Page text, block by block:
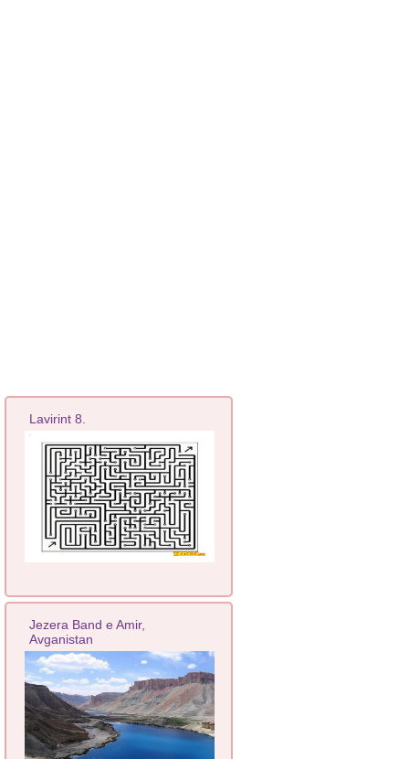
Lavirint 8.
Jezera Band e Amir,
Avganistan